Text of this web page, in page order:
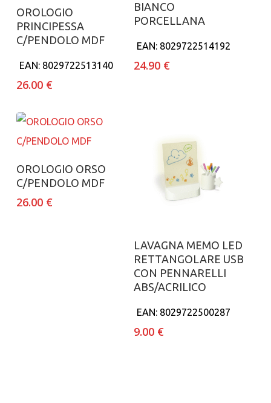
Aggiungi al carrello
OROLOGIO
PRINCIPESSA
C/PENDOLO MDF
EAN: 8029722513140
26.00 €
BIANCO
PORCELLANA
EAN: 8029722514192
24.90 €
Aggiungi al carrello
OROLOGIO ORSO
C/PENDOLO MDF
26.00 €
Aggiungi al carrello
LAVAGNA MEMO LED
RETTANGOLARE USB
CON PENNARELLI
ABS/ACRILICO
EAN: 8029722500287
9.00 €